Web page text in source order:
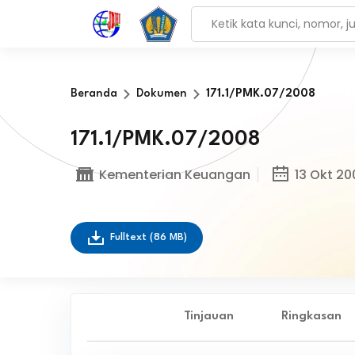
Beranda Dokumen 171.1/PMK.07/2008
171.1/PMK.07/2008
Kementerian Keuangan 13 Okt
Fulltext (86 MB)
Tinjauan Ringkasan